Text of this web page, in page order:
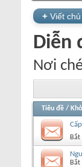
+ Viết
Diễn
Nơi
Tiêu đề /